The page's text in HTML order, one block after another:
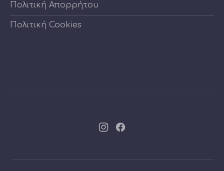
Πολιτική Απορρήτου
Πολιτική Cookies
Νέο Νέο